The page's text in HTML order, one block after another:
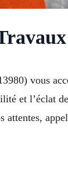
vous
et l’éclat
attentes,